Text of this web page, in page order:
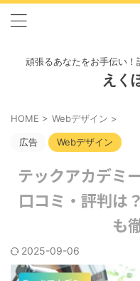
頑張るあなたをお手伝い！
えく
HOME > Webデザイン >
広告 Webデザイン
テックアカデミ
口コミ・評判は
も
2025-09-06